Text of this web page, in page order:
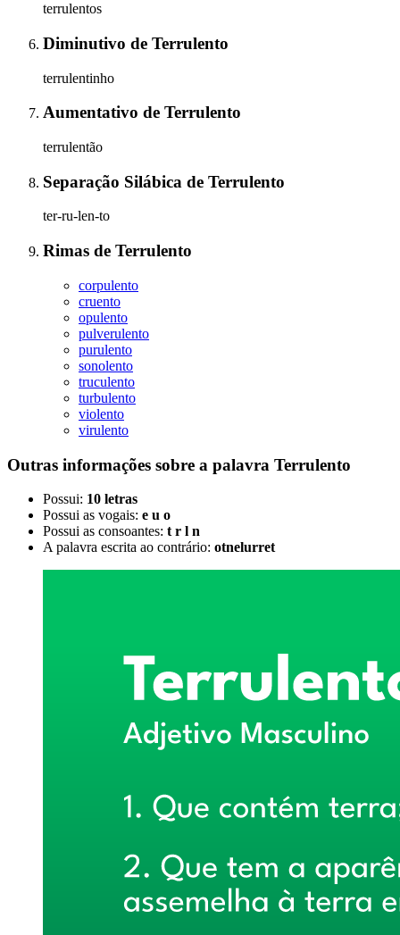
terrulentos
Diminutivo de Terrulento
terrulentinho
Aumentativo de Terrulento
terrulentão
Separação Silábica de Terrulento
ter-ru-len-to
Rimas de Terrulento
corpulento
cruento
opulento
pulverulento
purulento
sonolento
truculento
turbulento
violento
virulento
Outras informações sobre a palavra Terrulento
Possui: 10 letras
Possui as vogais: e u o
Possui as consoantes: t r l n
A palavra escrita ao contrário: otnelurret